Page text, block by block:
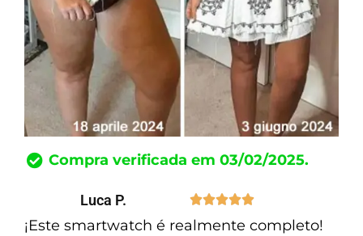
Compra verificada em 03/02/2025.
Luca P. 
¡Este smartwatch é realmente completo!